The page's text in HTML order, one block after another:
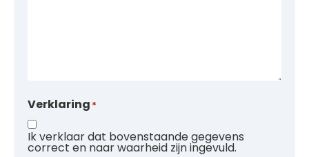
Verklaring *
Ik verklaar dat bovenstaande gegevens
correct en naar waarheid zijn ingevuld.